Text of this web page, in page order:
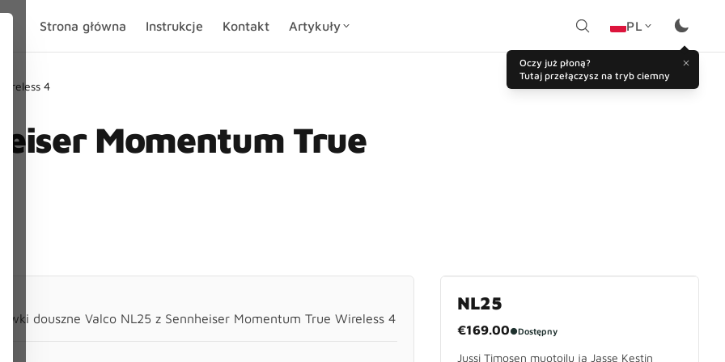
Strona główna Instrukcje Kontakt Artykuły PL
Oczy już płoną?
Tutaj przełączysz na tryb ciemny
4
Momentum True
douszne Valco NL25 z Sennheiser Momentum True Wireless 4
NL25
€169.00●Dostępny
Jussi Timosen muotoilu ja Jasse Kestin